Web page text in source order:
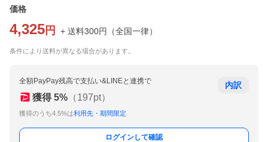
価格
4,325 円 + 送料300円 （全国一律）
条件により送料が異なる場合があります。
全額PayPay残高で支払い&LINEと連携で
獲得 5% （197pt）
獲得のうち4.5%は利用先・期間限定
内訳
ログインして確認